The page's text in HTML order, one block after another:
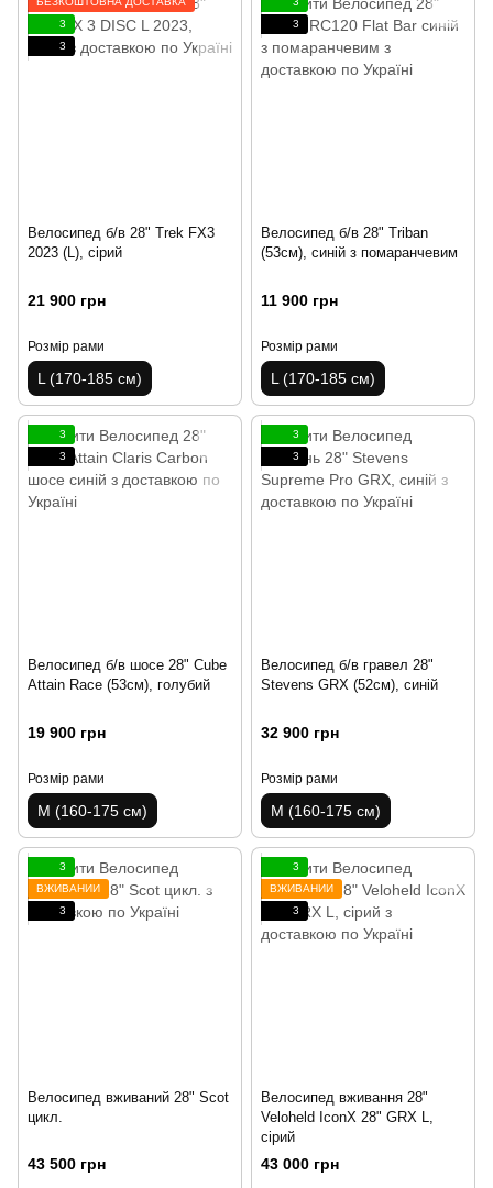
3
3
Велосипед б/в 28" Trek FX3
2023 (L), сірий
21 900 грн
Розмір рами
L (170-185 см)
3
Велосипед б/в 28" Triban
(53см), синій з помаранчевим
11 900 грн
Розмір рами
L (170-185 см)
3
3
Велосипед б/в шосе 28" Cube
Attain Race (53см), голубий
19 900 грн
Розмір рами
M (160-175 см)
3
3
Велосипед б/в гравел 28"
Stevens GRX (52см), синій
32 900 грн
Розмір рами
M (160-175 см)
3
ВЖИВАНИЙ
3
Велосипед вживаний 28" Scot
цикл.
43 500 грн
3
ВЖИВАНИЙ
3
Велосипед вживання 28"
Veloheld IconX 28" GRX L,
сірий
43 000 грн